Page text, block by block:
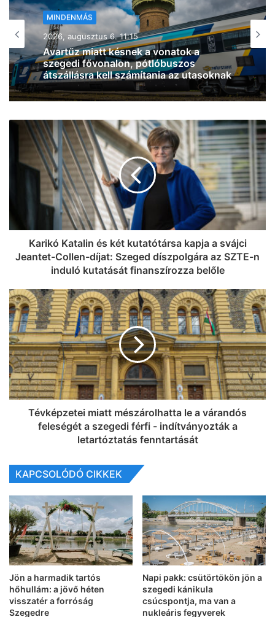
MINDENMÁS
2026, augusztus 6. 10:41
Tűz ütött ki egy lakóház pincéjében
Szentesen, légzésvédelem mellett
oltottak a tűzoltók
Karikó Katalin és két kutatótársa kapja a svájci
Jeantet-Collen-díjat: Szeged díszpolgára az SZTE-n
induló kutatását finanszírozza belőle
Tévképzetei miatt mészárolhatta le a várandós
feleségét a szegedi férfi - indítványozták a
letartóztatás fenntartását
KAPCSOLÓDÓ CIKKEK
Jön a harmadik tartós
hőhullám: a jövő héten
visszatér a forróság
Szegedre
Napi pakk: csütörtökön jön a
szegedi kánikula
csúcspontja, ma van a
nukleáris fegyverek